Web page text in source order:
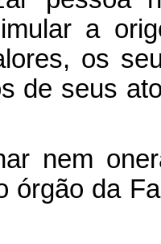
a
os
de seus
nem
órgão da